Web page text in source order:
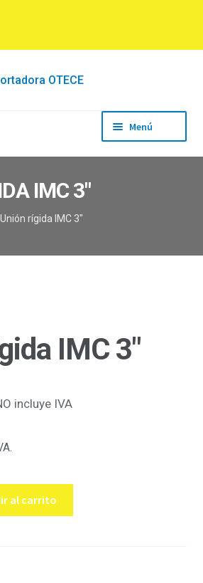
Menú
IMC 3″
Unión rígida IMC 3″
IMC 3″
incluye IVA
al carrito